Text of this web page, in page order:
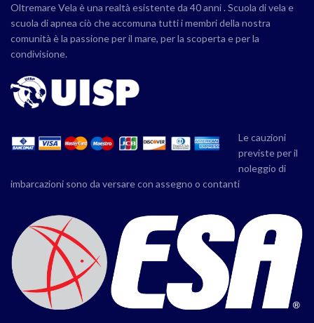
Oltremare Vela è una realtà esistente da 40 anni . Scuola di vela e
scuola di apnea ciò che accomuna tutti i membri della nostra
comunità è la passione per il mare, per la scoperta e per la
condivisione.
Le cauzioni
previste per il
noleggio di
imbarcazioni sono da versare con assegno o contanti